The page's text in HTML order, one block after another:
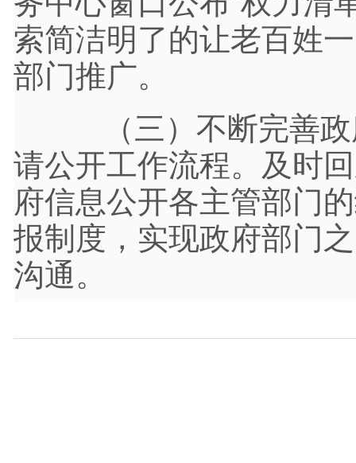
索简洁明了的让老百姓
部门推广。
（三）不断完善政
请公开工作流程。及时
府信息公开各主管部门
报制度，实现政府部门
沟通。